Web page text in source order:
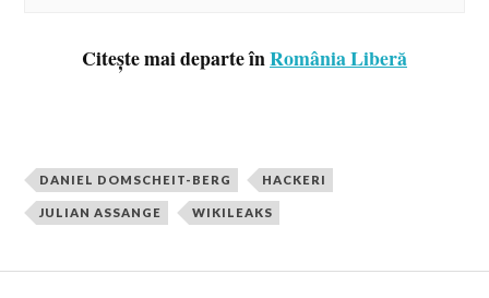
Citește mai departe înRomânia Liberă
DANIEL DOMSCHEIT-BERG HACKERI
JULIAN ASSANGE WIKILEAKS